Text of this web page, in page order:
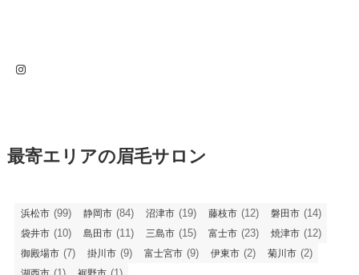
Instagram
最寄エリアの眉毛サロン
浜松市 (99) 静岡市 (84) 沼津市 (19) 藤枝市 (12) 磐田市 (14)
袋井市 (10) 島田市 (11) 三島市 (15) 富士市 (23) 焼津市 (12)
御殿場市 (7) 掛川市 (9) 富士宮市 (9) 伊東市 (2) 菊川市 (2)